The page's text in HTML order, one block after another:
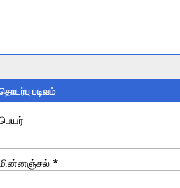
படிவம்
*